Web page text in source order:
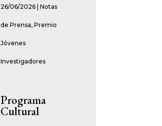
26/06/2026 |Notas
de Prensa,Premio
Jóvenes
Investigadores
Programa
Cultural